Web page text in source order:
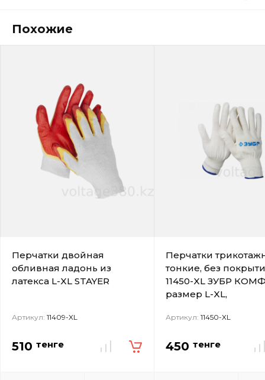
Похожие
Перчатки двойная
обливная ладонь из
латекса L-XL STAYER
Артикул: 11409-XL
510 тенге
Перчатки
тонкие, без
11450-XL ЗУБР
размер L-XL,
Артикул: 11450-XL
450 тенге